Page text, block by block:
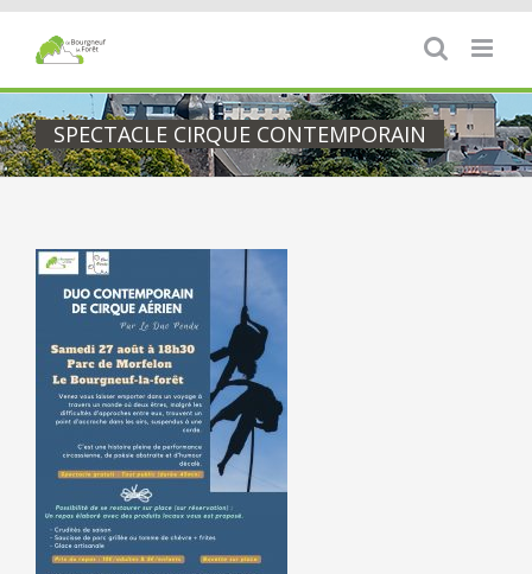
Passer
contenu
SPECTACLE CIRQUE CONTEMPORAIN